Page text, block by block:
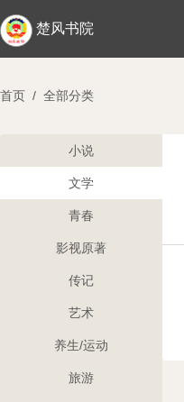
楚风书院
首页 / 全部分类
小说
文学
青春
影视原著
传记
艺术
养生/运动
旅游